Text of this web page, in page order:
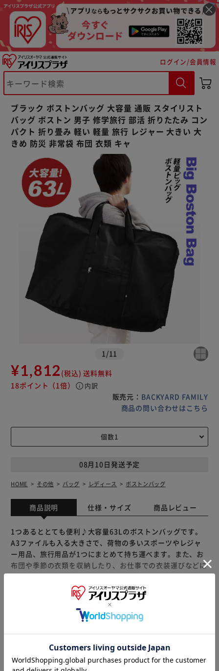
ログイン/会員情報
ブラック ボストンバッグ 大容量 通販 スタイリスト
バッグ ボストン 男子 修学旅行 部活 折りたたみ コン
パクト 折り畳み 軽い 軽量 旅行 レジャー 大きい 大
きめ 防災 非常袋 布団 衣類 キャ
1/11
¥1,812 (税込) 送料無料
18ポイント （1倍） info 内訳
販売元： BACKYARD FAMILY
商品の問い合わせはこちら
08月10日発送予定
HOME その他 バッグ レディース ボストンバッグ
商品説明 仕様・サイズ 商品レビュー
1つあるととても便利♪大容量63Lのボストンバッグです。
A3ファイルも入る大きさで、荷物の多いスポーツやレジャ
ー用品、旅行用品が1つにまとめて持ち運べます。また、お
布団や季節の衣類を収納したり、お仕事での衣装運びなどに
もぴったりです。 ダブルファスナーで使いやすく、前面に
ファスナーポケットがついているので、鍵など小物を入れる
のにぴったりです。 折り畳むとコンパクトになり、持ち運
べるのもポイントです。
もっと見る
※ご確認ください
カートに入れる 購入手続きへ